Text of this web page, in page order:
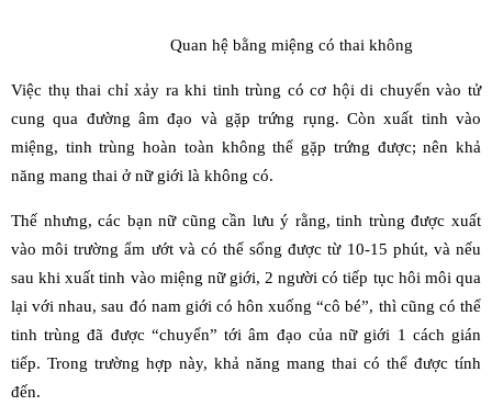
Quan hệ bằng miệng có thai không
Việc thụ thai chỉ xảy ra khi tinh trùng có cơ hội di chuyển vào tử
cung qua đường âm đạo và gặp trứng rụng. Còn xuất tinh vào
miệng, tinh trùng hoàn toàn không thể gặp trứng được; nên khả
năng mang thai ở nữ giới là không có.
Thế nhưng, các bạn nữ cũng cần lưu ý rằng, tinh trùng được xuất
vào môi trường ẩm ướt và có thể sống được từ 10-15 phút, và nếu
sau khi xuất tinh vào miệng nữ giới, 2 người có tiếp tục hôi môi qua
lại với nhau, sau đó nam giới có hôn xuống “cô bé”, thì cũng có thể
tinh trùng đã được “chuyển” tới âm đạo của nữ giới 1 cách gián
tiếp. Trong trường hợp này, khả năng mang thai có thể được tính
đến.